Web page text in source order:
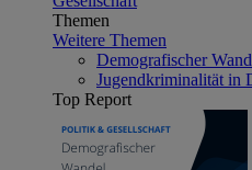
Themen
Weitere Themen
Demografischer
Jugendkriminalität in
Top Report